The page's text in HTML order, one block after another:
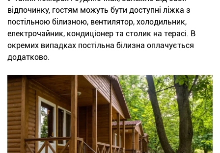
відпочинку, гостям можуть бути доступні ліжка з
постільною білизною, вентилятор, холодильник,
електрочайник, кондиціонер та столик на терасі. В
окремих випадках постільна білизна оплачується
додатково.